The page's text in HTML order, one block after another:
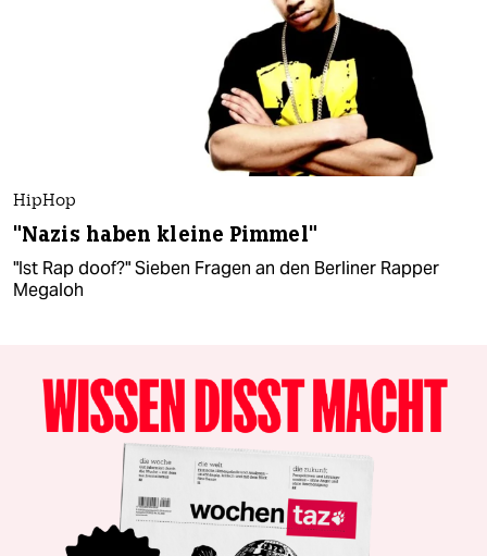
HipHop
"Nazis haben kleine Pimmel"
"Ist Rap doof?" Sieben Fragen an den Berliner Rapper
Megaloh